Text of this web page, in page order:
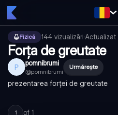
Fizică 144 vizualizări·Actualizat
Forța de greutate
P pomnibrumi
@pomnibrumi
Urmărește
prezentarea forței de greutate
1 of 1